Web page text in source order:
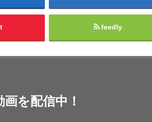
feedly
を配信中！